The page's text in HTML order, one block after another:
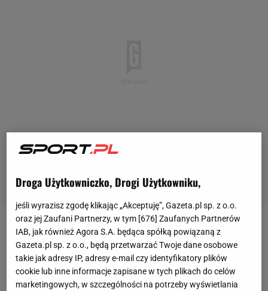
Chcesz wiedzieć szybciej? Polub nasNa razie nie
wiadomo, czy Polak będzie mógł zagrać w
środowymmeczu Ligi Mistrzówz FC Barceloną.
Jeśli tak, to prawdopodobnie będzie musiał założyć
Droga Użytkowniczko, Drogi Użytkowniku,
jeśli wyrazisz zgodę klikając „Akceptuję”, Gazeta.pl sp. z o.o.
oraz jej Zaufani Partnerzy, w tym [676] Zaufanych Partnerów
IAB, jak również Agora S.A. będąca spółką powiązaną z
Gazeta.pl sp. z o.o., będą przetwarzać Twoje dane osobowe
takie jak adresy IP, adresy e-mail czy identyfikatory plików
cookie lub inne informacje zapisane w tych plikach do celów
marketingowych, w szczególności na potrzeby wyświetlania